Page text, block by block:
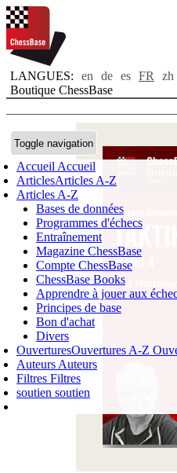
LANGUES: en de es FR
zh
Boutique ChessBase
Toggle navigation
Accueil Accueil
ArticlesArticles A-Z
Articles A-Z
Bases de données
Programmes d'échecs
Entraînement
Magazine ChessBase
Compte ChessBase
ChessBase Books
Apprendre à jouer aux
Principes de base
Bon d'achat
Divers
OuverturesOuvertures A-Z
Auteurs Auteurs
Filtres Filtres
soutien soutien